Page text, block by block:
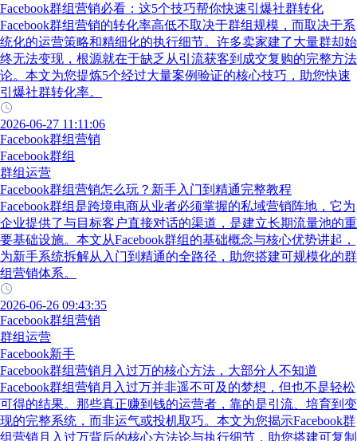
Facebook群组营销必看：这5个技巧帮你快速引爆社群转化
Facebook群组营销的转化率高低不取决于群组规模，而取决于系
统化的运营策略和精细化的执行细节。许多卖家建了大量群却始
终无法变现，根源就在于缺乏从引流获客到成交复购的完整方法
论。本文为您提炼5个经过大量案例验证的核心技巧，助您快速
引爆社群转化率。
2026-06-27 11:11:06
Facebook群组营销
Facebook群组
群组运营
Facebook群组营销怎么玩？新手入门到精通完整教程
Facebook群组是跨境电商从业者必须掌握的私域营销阵地，它为
企业提供了与目标客户直接对话的渠道，是建立长期流量池的重
要基础设施。本文从Facebook群组的基础概念与核心优势讲起，
为新手系统拆解从入门到精通的全路径，助您搭建可规模化的群
组营销体系。
2026-06-26 09:43:35
Facebook群组营销
群组运营
Facebook新手
Facebook群组营销月入过万的核心方法，大部分人不知道
Facebook群组营销月入过万并非遥不可及的梦想，但也不是轻松
可得的结果。那些真正赚到钱的运营者，靠的是引流、培育到变
现的完整系统，而非运气或投机取巧。本文为您揭示Facebook群
组营销月入过万背后的核心方法论与执行细节，助您搭建可复制